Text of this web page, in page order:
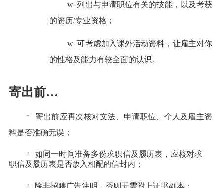
w 列出与申请职位有关的技能，以及考获
的资历/专业资格；
w 可考虑加入课外活动资料，让雇主对你
的性格及能力有较全面的认识。
寄出前…
¨
寄出前应再次核对文法、申请职位、个人及雇主资
料是否准确无误；
¨
如同一时间准备多份求职信及履历表，应核对求
职信及履历表是否放入相配的信封内；
¨ 除非招聘广告注明，否则无需附上证书副本；